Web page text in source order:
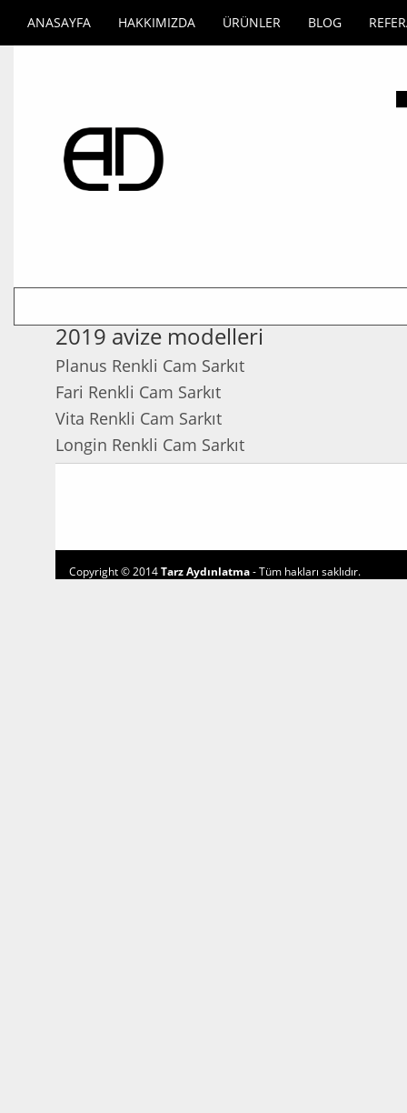
ANASAYFA HAKKIMIZDA ÜRÜNLER BLOG
2019 avize modelleri
Planus Renkli Cam Sarkıt
Fari Renkli Cam Sarkıt
Vita Renkli Cam Sarkıt
Longin Renkli Cam Sarkıt
Copyright © 2014Tarz Aydınlatma- Tüm hakları saklıdır.